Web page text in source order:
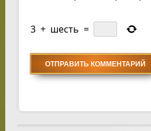
3 + шесть =